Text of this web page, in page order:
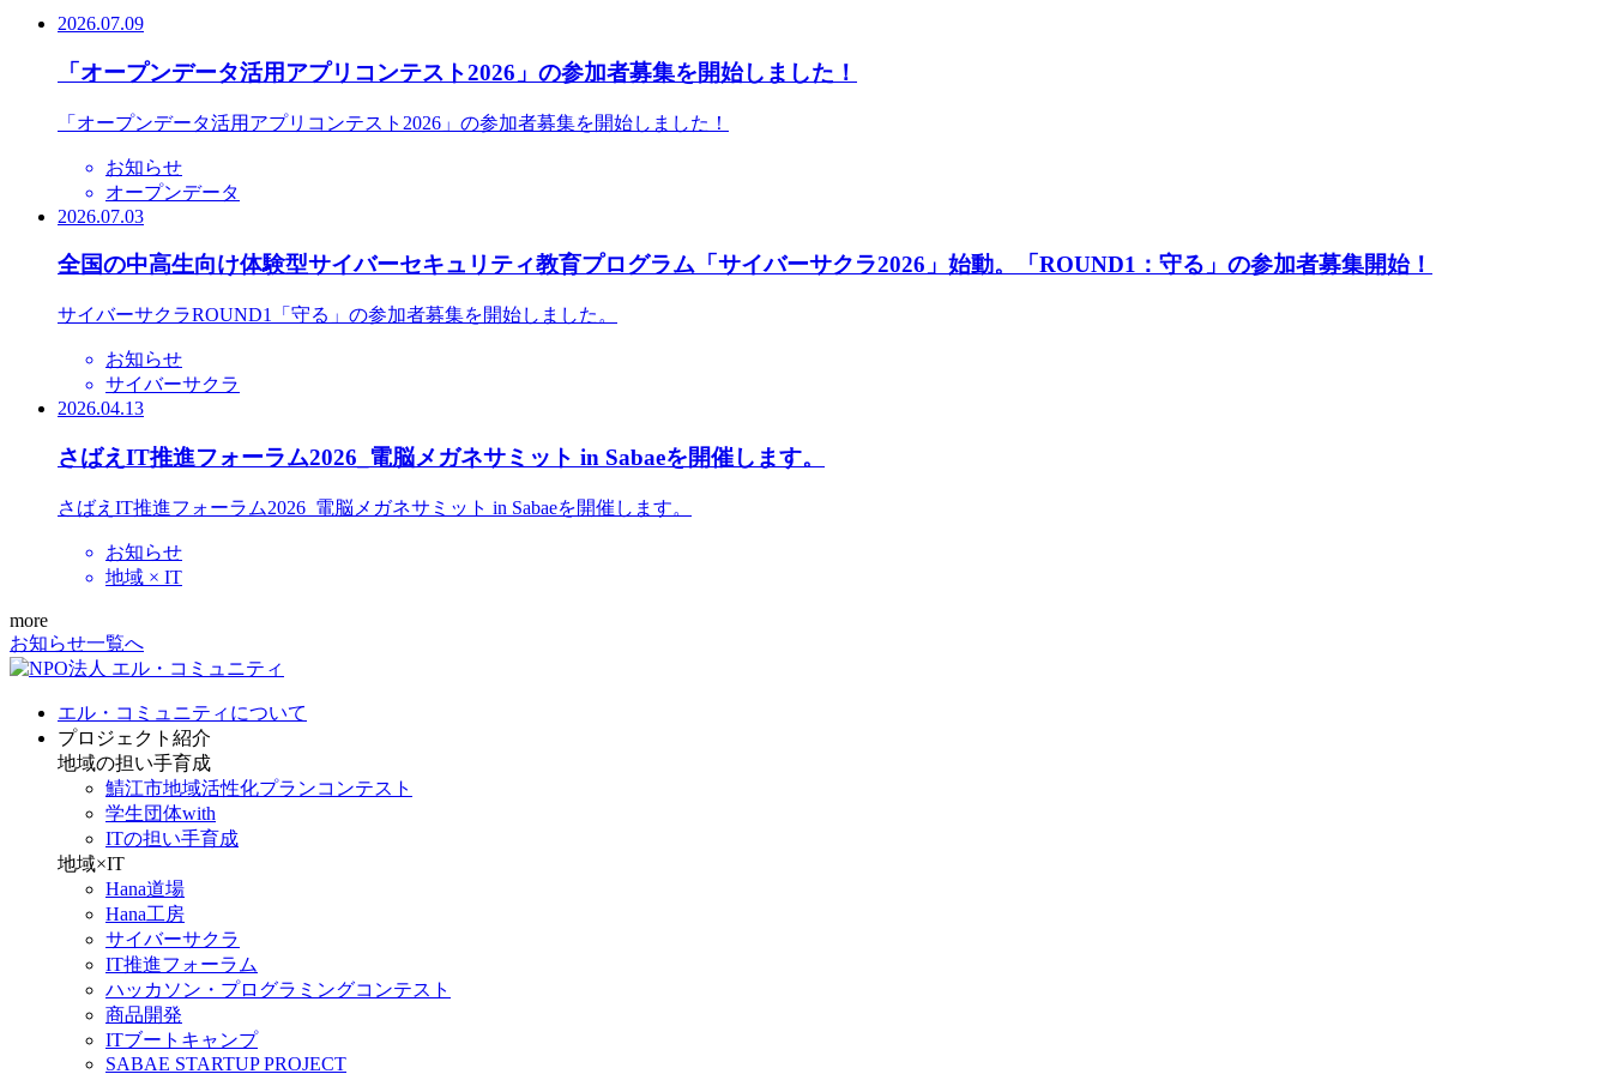
2026.07.09
「オープンデータ活用アプリコンテスト2026」の参加者募集を開始しました！
「オープンデータ活用アプリコンテスト2026」の参加者募集を開始しました！
お知らせ
オープンデータ
2026.07.03
全国の中高生向け体験型サイバーセキュリティ教育プログラム「サイバーサクラ2026」始動。「ROUND1：守る」の参加者募集開始！
サイバーサクラROUND1「守る」の参加者募集を開始しました。
お知らせ
サイバーサクラ
2026.04.13
さばえIT推進フォーラム2026_電脳メガネサミット in Sabaeを開催します。
さばえIT推進フォーラム2026_電脳メガネサミット in Sabaeを開催します。
お知らせ
地域 × IT
more
お知らせ一覧へ
エル・コミュニティについて
プロジェクト紹介
地域の担い手育成
鯖江市地域活性化プランコンテスト
学生団体with
ITの担い手育成
地域×IT
Hana道場
Hana工房
サイバーサクラ
IT推進フォーラム
ハッカソン・プログラミングコンテスト
商品開発
ITブートキャンプ
SABAE STARTUP PROJECT